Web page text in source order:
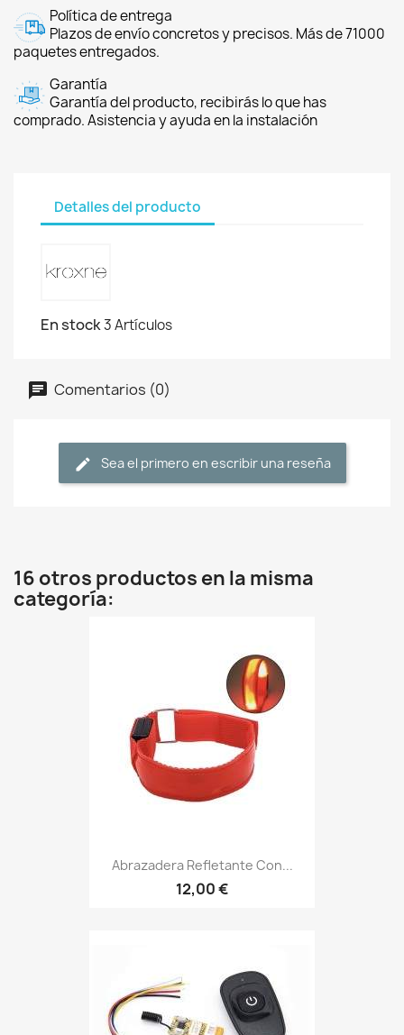
Política de entrega
Plazos de envío concretos y precisos. Más de 71000
paquetes entregados.
Garantía
Garantía del producto, recibirás lo que has
comprado. Asistencia y ayuda en la instalación
Detalles del producto
En stock3 Artículos
Comentarios (0)
Sea el primero en escribir una reseña
16 otros productos en la misma
categoría:
Abrazadera Refletante Con...
12,00 €